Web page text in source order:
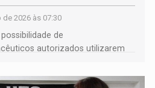
2026 às 07:30
de
autorizados utilizarem